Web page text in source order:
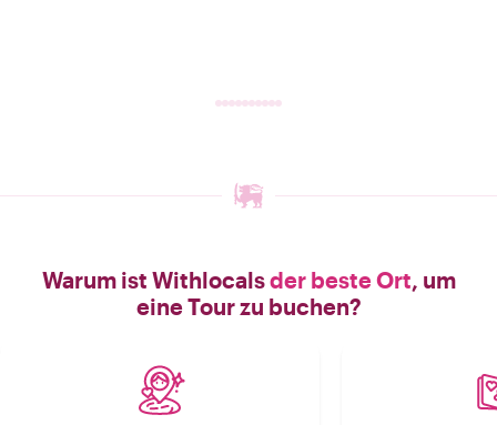
Warum ist Withlocalsder beste Ort, um
eine Tour zu buchen?